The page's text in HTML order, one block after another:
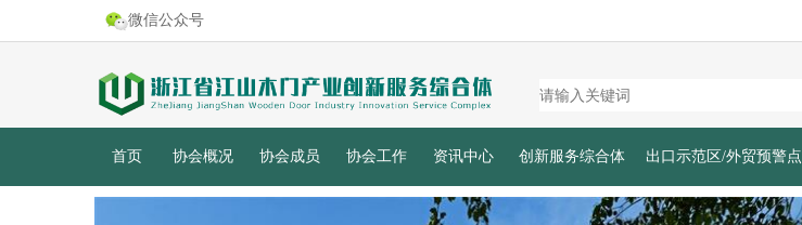
微信公众号
首页 协会概况 协会成员 协会工作 资讯中心 创新服务综合体 出口示范区/外贸预警点